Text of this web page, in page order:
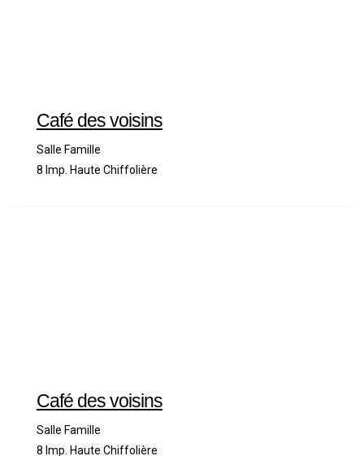
Café des voisins
Salle Famille
8 Imp. Haute Chiffolière
Café des voisins
Salle Famille
8 Imp. Haute Chiffolière